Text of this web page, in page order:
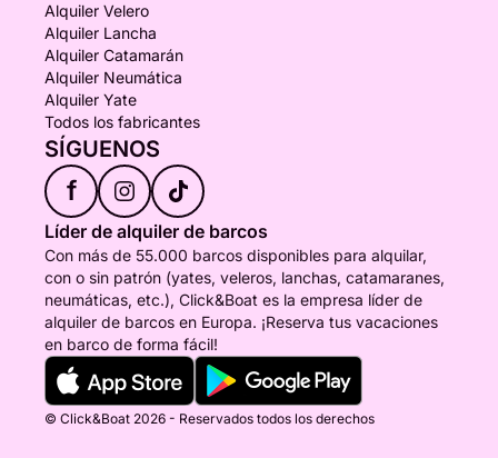
Alquiler Velero
Alquiler Lancha
Alquiler Catamarán
Alquiler Neumática
Alquiler Yate
Todos los fabricantes
SÍGUENOS
f
Líder de alquiler de barcos
Con más de 55.000 barcos disponibles para alquilar,
con o sin patrón (yates, veleros, lanchas, catamaranes,
neumáticas, etc.), Click&Boat es la empresa líder de
alquiler de barcos en Europa. ¡Reserva tus vacaciones
en barco de forma fácil!
© Click&Boat 2026 - Reservados todos los derechos